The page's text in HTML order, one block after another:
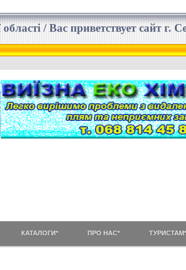
області / Вас приветствует сайт
КАТАЛОГИ* ПРО НАС* ТУРИСТАМ*